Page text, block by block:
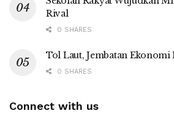
Rival
0 SHARES
Tol Laut, Jembatan
0 SHARES
Connect with us